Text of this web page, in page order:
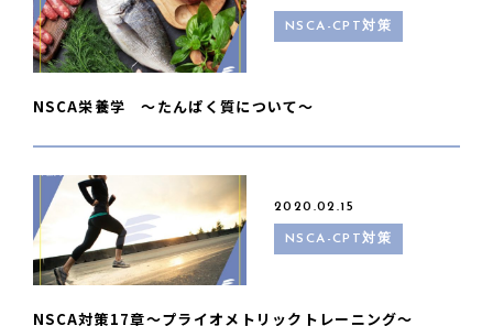
NSCA-CPT対策
NSCA栄養学 〜たんぱく質について〜
2020.02.15
NSCA-CPT対策
NSCA対策17章〜プライオメトリックトレーニング〜